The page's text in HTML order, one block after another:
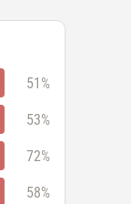
51%
53%
72%
58%